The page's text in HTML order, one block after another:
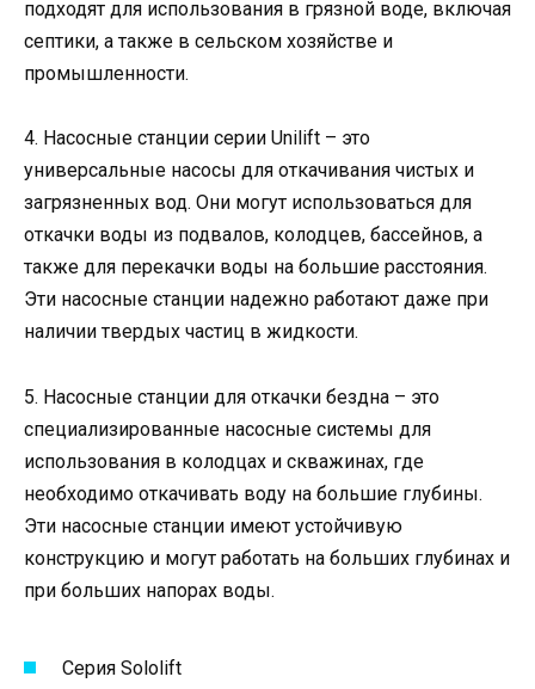
подходят для использования в грязной воде, включая
септики, а также в сельском хозяйстве и
промышленности.
4. Насосные станции серии Unilift – это
универсальные насосы для откачивания чистых и
загрязненных вод. Они могут использоваться для
откачки воды из подвалов, колодцев, бассейнов, а
также для перекачки воды на большие расстояния.
Эти насосные станции надежно работают даже при
наличии твердых частиц в жидкости.
5. Насосные станции для откачки бездна – это
специализированные насосные системы для
использования в колодцах и скважинах, где
необходимо откачивать воду на большие глубины.
Эти насосные станции имеют устойчивую
конструкцию и могут работать на больших глубинах и
при больших напорах воды.
Серия Sololift